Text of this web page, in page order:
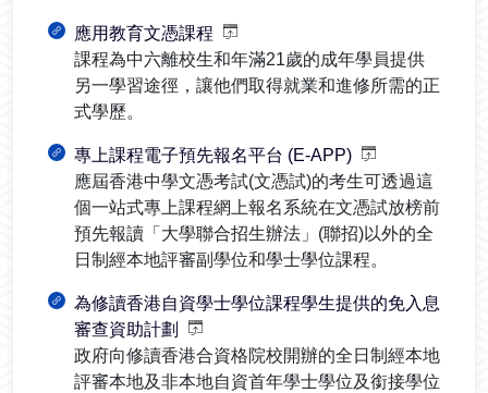
應用教育文憑課程
課程為中六離校生和年滿21歲的成年學員提供
另一學習途徑，讓他們取得就業和進修所需的正
式學歷。
專上課程電子預先報名平台 (E-APP)
應屆香港中學文憑考試(文憑試)的考生可透過這
個一站式專上課程網上報名系統在文憑試放榜前
預先報讀「大學聯合招生辦法」(聯招)以外的全
日制經本地評審副學位和學士學位課程。
為修讀香港自資學士學位課程學生提供的免入息
審查資助計劃
政府向修讀香港合資格院校開辦的全日制經本地
評審本地及非本地自資首年學士學位及銜接學位